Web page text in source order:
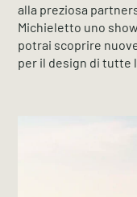
alla preziosa
Michieletto uno
potrai scoprire
per il design di tutte